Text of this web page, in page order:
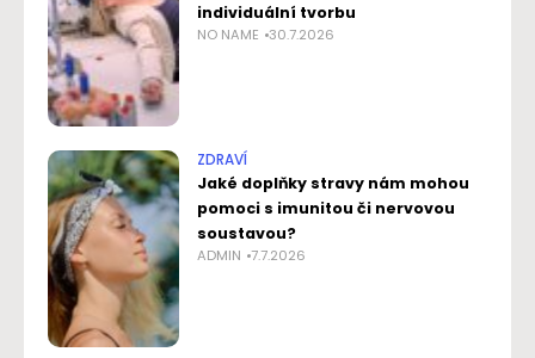
individuální tvorbu
NO NAME 30.7.2026
ZDRAVÍ
Jaké doplňky stravy nám mohou
pomoci s imunitou či nervovou
soustavou?
ADMIN 7.7.2026